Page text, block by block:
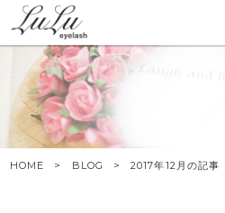
HOME BLOG 2017年12月の記事